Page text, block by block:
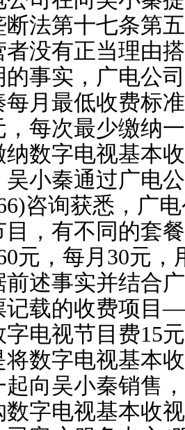
断法第十七条第
者没有正当理由
的事实，广电公
每月最低收费标
，每次最少缴纳
数字电视基本
小秦通过广电
咨询获悉，广
，有不同的套
元，每月30元
前述事实并结合
记载的收费项目
字电视节目费15
数字电视基本
向吴小秦销售
字电视基本收